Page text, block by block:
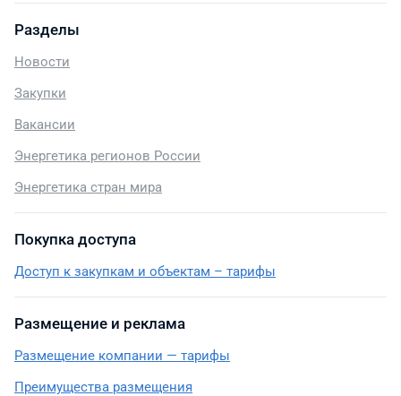
Разделы
Новости
Закупки
Вакансии
Энергетика регионов России
Энергетика стран мира
Покупка доступа
Доступ к закупкам и объектам – тарифы
Размещение и реклама
Размещение компании — тарифы
Преимущества размещения